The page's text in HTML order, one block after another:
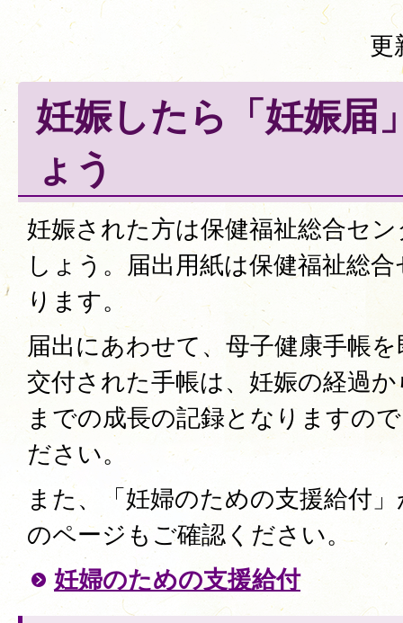
更
妊娠したら「妊娠届
ょう
妊娠された方は保健福祉総合セ
しょう。届出用紙は保健福祉総
ります。
届出にあわせて、母子健康手帳
交付された手帳は、妊娠の経過
までの成長の記録となりますの
ださい。
また、「妊婦のための支援給付
のページもご確認ください。
妊婦のための支援給付